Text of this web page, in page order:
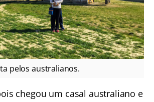
pelos australianos.
chegou um casal australiano e